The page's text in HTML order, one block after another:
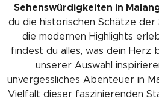
Sehenswürdigkeiten in
du die historischen Schätze
die modernen Highlights
findest du alles, was dein Herz
unserer Auswahl
unvergessliches Abenteuer in
Vielfalt dieser faszinierenden